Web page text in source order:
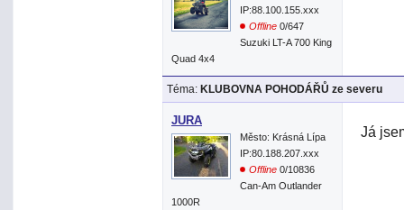
IP:88.100.155.xxx
Offline 0/647
Suzuki LT-A 700 King
Quad 4x4
Téma: KLUBOVNA POHODÁŘŮ ze severu
JURA
Město: Krásná Lípa
IP:80.188.207.xxx
Offline 0/10836
Can-Am Outlander
1000R
Já